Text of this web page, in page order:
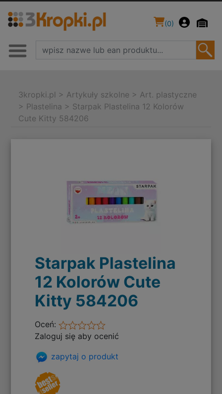
(0)
3kropki.pl > Artykuły szkolne > Art. plastyczne
> Plastelina > Starpak Plastelina 12 Kolorów
Cute Kitty 584206
Starpak Plastelina
12 Kolorów Cute
Kitty 584206
Oceń:
Zaloguj się aby ocenić
zapytaj o produkt